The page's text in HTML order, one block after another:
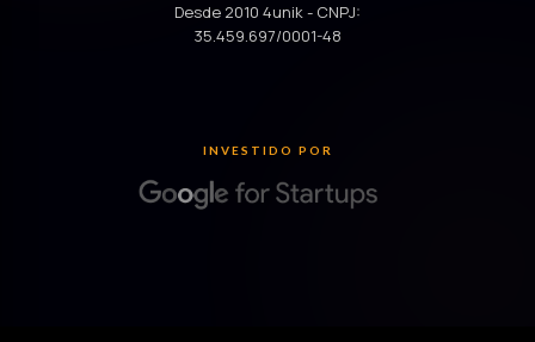
Desde 2010 4unik - CNPJ:
35.459.697/0001-48
INVESTIDO POR